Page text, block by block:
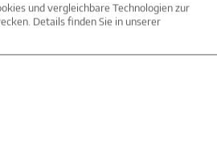
31.08.2018
30.08.2028
und vergleichbare Technologien zur
Details finden Sie in unserer